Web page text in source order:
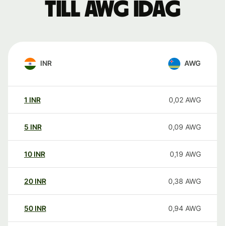
till AWG idag
INR AWG
1 INR 0,02 AWG
5 INR 0,09 AWG
10 INR 0,19 AWG
20 INR 0,38 AWG
50 INR 0,94 AWG